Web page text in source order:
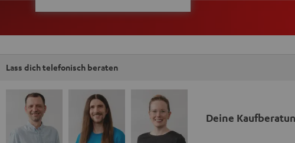
Lass dich telefonisch beraten
Deine